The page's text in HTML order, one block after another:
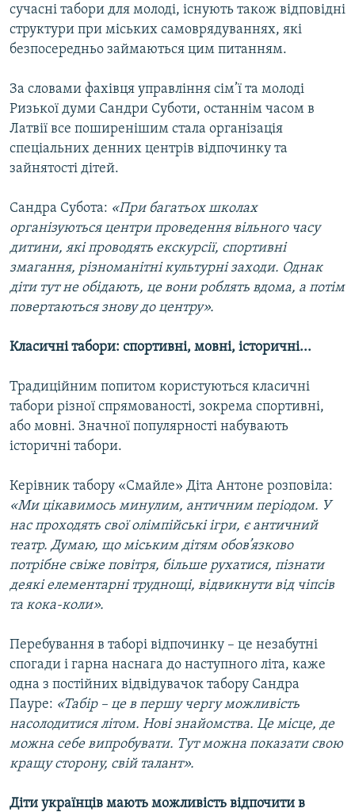
Усі сайти RFE/RL
сучасні табори для молоді, існують також відповідні
структури при міських самоврядуваннях, які
безпосередньо займаються цим питанням.
За словами фахівця управління сім’ї та молоді
Ризької думи Сандри Суботи, останнім часом в
Латвії все поширенішим стала організація
спеціальних денних центрів відпочинку та
зайнятості дітей.
Сандра Субота: «При багатьох школах
організуються центри проведення вільного часу
дитини, які проводять екскурсії, спортивні
змагання, різноманітні культурні заходи. Однак
діти тут не обідають, це вони роблять вдома, а потім
повертаються знову до центру».
Класичні табори: спортивні, мовні, історичні...
Традиційним попитом користуються класичні
табори різної спрямованості, зокрема спортивні,
або мовні. Значної популярності набувають
історичні табори.
Керівник табору «Смайле» Діта Антоне розповіла:
«Ми цікавимось минулим, античним періодом. У
нас проходять свої олімпійські ігри, є античний
театр. Думаю, що міським дітям обов’язково
потрібне свіже повітря, більше рухатися, пізнати
деякі елементарні труднощі, відвикнути від чіпсів
та кока-коли».
Перебування в таборі відпочинку – це незабутні
спогади і гарна наснага до наступного літа, каже
одна з постійних відвідувачок табору Сандра
Пауре: «Табір – це в першу чергу можливість
насолодитися літом. Нові знайомства. Це місце, де
можна себе випробувати. Тут можна показати свою
кращу сторону, свій талант».
Діти українців мають можливість відпочити в